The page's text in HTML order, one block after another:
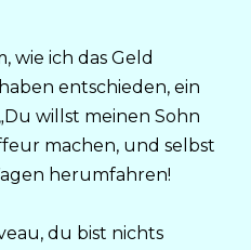
wie ich das Geld
entschieden, ein
willst meinen Sohn
machen, und selbst
herumfahren!
du bist nichts